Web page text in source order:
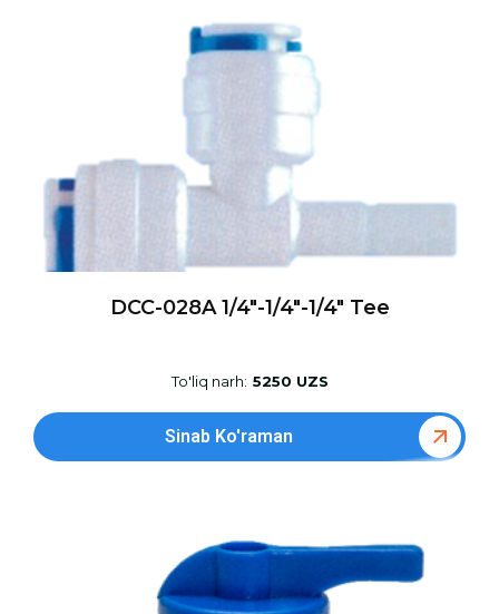
DCC-028A 1/4″-1/4″-1/4″ Tee
To'liq narh: 5250 UZS
Sinab Ko'raman